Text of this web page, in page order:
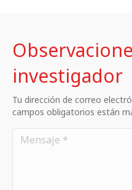
investigador
Tu dirección de correo
campos obligatorios están